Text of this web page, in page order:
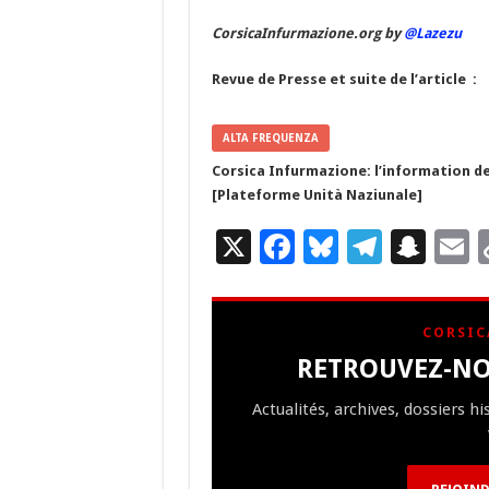
CorsicaInfurmazione.org by@Lazezu
Revue de Presse et suite de l’article :
ALTA FREQUENZA
Corsica Infurmazione: l’information
[Plateforme Unità Naziunale]
X F
b
o
o
Bl
ky
T
gr
a
m
S
a
p
c
h
at
E
l
RETROUVEZ-
Actualités, archives, dossiers